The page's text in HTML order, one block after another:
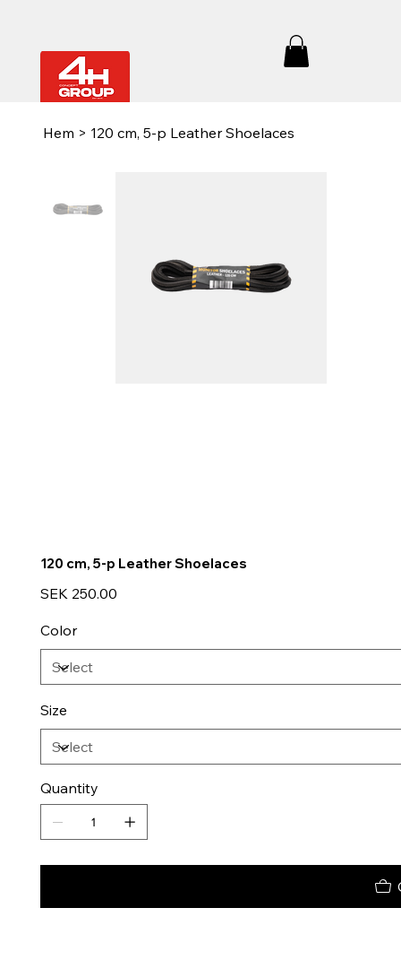
Hem > 120 cm, 5-p Leather Shoelaces
120 cm, 5-p Leather Shoelaces
Price
SEK 250.00
Color
Size
Quantity